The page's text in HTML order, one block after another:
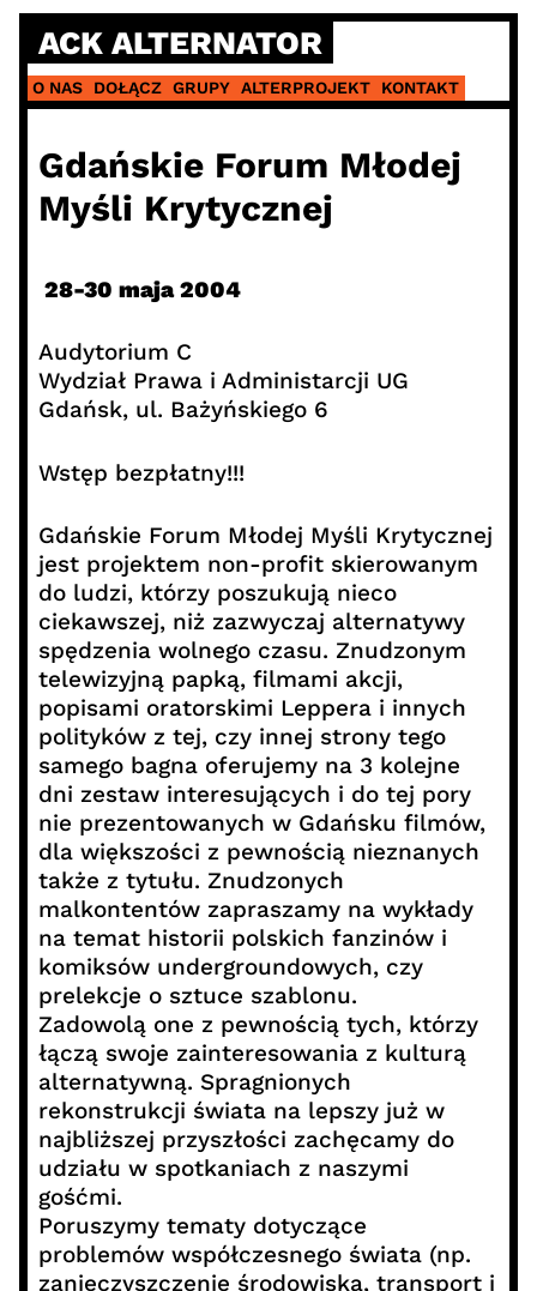
Skip
content
ACK ALTERNATOR
O NAS DOŁĄCZ GRUPY ALTERPROJEKT KONTAKT
Gdańskie Forum Młodej
Myśli Krytycznej
28-30 maja 2004
Audytorium C
Wydział Prawa i Administarcji UG
Gdańsk, ul. Bażyńskiego 6
Wstęp bezpłatny!!!
Gdańskie Forum Młodej Myśli Krytycznej
jest projektem non-profit skierowanym
do ludzi, którzy poszukują nieco
ciekawszej, niż zazwyczaj alternatywy
spędzenia wolnego czasu. Znudzonym
telewizyjną papką, filmami akcji,
popisami oratorskimi Leppera i innych
polityków z tej, czy innej strony tego
samego bagna oferujemy na 3 kolejne
dni zestaw interesujących i do tej pory
nie prezentowanych w Gdańsku filmów,
dla większości z pewnością nieznanych
także z tytułu. Znudzonych
malkontentów zapraszamy na wykłady
na temat historii polskich fanzinów i
komiksów undergroundowych, czy
prelekcje o sztuce szablonu.
Zadowolą one z pewnością tych, którzy
łączą swoje zainteresowania z kulturą
alternatywną. Spragnionych
rekonstrukcji świata na lepszy już w
najbliższej przyszłości zachęcamy do
udziału w spotkaniach z naszymi
gośćmi.
Poruszymy tematy dotyczące
problemów współczesnego świata (np.
zanieczyszczenie środowiska, transport i